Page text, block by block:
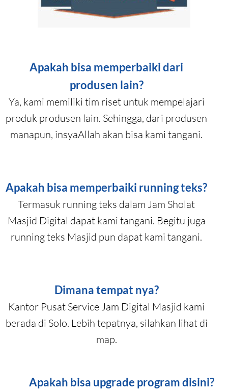
Apakah bisa memperbaiki dari
produsen lain?
Ya, kami memiliki tim riset untuk mempelajari
produk produsen lain. Sehingga, dari produsen
manapun, insyaAllah akan bisa kami tangani.
Apakah bisa memperbaiki running teks?
Termasuk running teks dalam Jam Sholat
Masjid Digital dapat kami tangani. Begitu juga
running teks Masjid pun dapat kami tangani.
Dimana tempat nya?
Kantor Pusat Service Jam Digital Masjid kami
berada di Solo. Lebih tepatnya, silahkan lihat di
map.
Apakah bisa upgrade program disini?